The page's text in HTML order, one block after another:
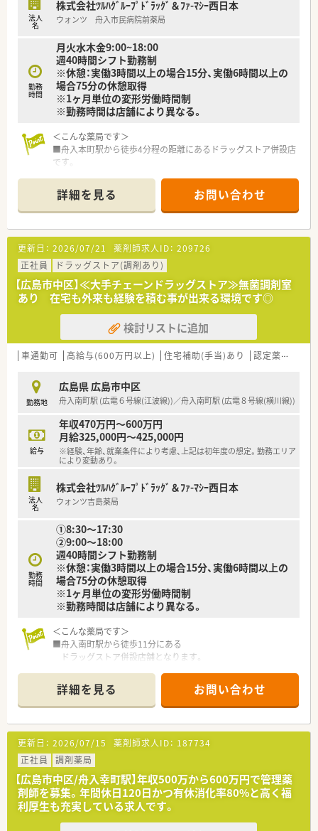
会社からのバックアップがございます。
■ツルハグループとして中国地方で業界最大規模の
ドラッグストア・調剤薬局を運営する企業です。
ドラッグストアとして売上・利益・店舗数共に業界トップクラ
スです。
■年間で10店舗以上の新規出店を継続しており、
新卒採用に関しても中国地方で最も入社人数が多い法人で
薬剤師の平均年齢は33歳です。
■調剤薬局部門で採用された薬剤師の業務は
調剤業務（調剤・投薬・監査・在宅）がメインとなり、
レジ打ちなどはございません。
OTCについての知識も深まるためこれから必要な「マルチの
力」が身につきます。
■セルフメディケーションの支援として、医療・保険・福祉・マタ
ニティ等、
様々なテーマで健康セミナーを年間130回以上開催していま
す。
■医療事務との業務分担を行い、薬剤師の業務負担軽減を行って
います。
■近隣に店舗数が多く、フォロー体制も整っています。
■働き方改革に沿って、有給休暇消化が促進されています。
■残業については「サービス残業」はございません。
各店舗基本的に残業は少ないため、調剤併設店でも18時半～
19時までに
は帰宅できる店舗がほとんどです。
ざいます。
＜こんな方にもオススメ＞
■調剤の経験を積みつつ、OTCも学べる環境に身を置きたい方
■生活背景が変わっても長く勤めていきたい方
等々…
法人
名
株式会社ﾂﾙﾊｸﾞﾙｰﾌﾟﾄﾞﾗｯｸﾞ＆ﾌｧ-ﾏｼｰ西日本
ウォンツ 舟入市民病院前薬局
勤務
時間
月火水木金9:00~18:00
週40時間シフト勤務制
※休憩：実働3時間以上の場合15分、実働6時間以上の
場合75分の休憩取得
※1ヶ月単位の変形労働時間制
※勤務時間は店舗により異なる。
＜こんな薬局です＞
■舟入本町駅から徒歩4分程の距離にあるドラッグストア併設店
です。
■青色と白色のコントラストが綺麗な店内です。
■投薬台には患者様が荷物を置く事が出来るスペースもござい
ます。
■待合スペースには背もたれ付きのソファーがございます。
また、血圧計もございますので、患者様の健康相談を受ける事
も出来ます。
■ミスが起こらない様に日々意識して調剤室は整理整頓してい
ます。
※配属店舗は面接次第の決定となります。
＜設備も充実＞
■監査システムなどの調剤設備も導入しており、
リスクマネジメントも徹底しています。
機械化を進める事により、効率よいお仕事が可能となります。
＜業務内容＞
■面対応の店舗となっております。
■1日40枚程の処方箋がやってきます。
■薬剤師1名、事務員1名体制です。
＜研修制度＞
■充実した研修フォロー体制も好評です。
会社からのバックアップがございます。
＜法人特徴＞
ドラッグストア・調剤薬局を運営する企業です。
ドラッグストアとして売上・利益・店舗数共に業界トップクラ
スです。
■年間で10店舗以上の新規出店を継続しており、
新卒採用に関しても中国地方で最も入社人数が多い法人で
す。
薬剤師の平均年齢は33歳です。
調剤業務（調剤・投薬・監査・在宅）がメインとなり、
レジ打ちなどはございません。
OTCについての知識も深まるためこれから必要な「マルチの
力」が身につきます。
■セルフメディケーションの支援として、医療・保険・福祉・マタ
ニティ等、
様々なテーマで健康セミナーを年間130回以上開催していま
す。
■医療事務との業務分担を行い、薬剤師の業務負担軽減を行って
います。
■近隣に店舗数が多く、フォロー体制も整っています。
■働き方改革に沿って、有給休暇消化が促進されています。
■残業については「サービス残業」はございません。
各店舗基本的に残業は少ないため、調剤併設店でも18時半～
19時までに
は帰宅できる店舗がほとんどです。
詳細を見る お問い合わせ
更新日： 2026/07/21 薬剤師求人ID： 209726
正社員
ドラッグストア(調剤あり)
【広島市中区】≪大手チェーンドラッグストア≫無菌調剤室
あり 在宅も外来も経験を積む事が出来る環境です◎
検討リストに追加
車通勤可 高給与(600万円以上) 住宅補助(手当)あり 認定薬剤師取得支援あり
勤務地
広島県 広島市中区
舟入南町駅 (広電６号線(江波線))／舟入南町駅 (広電８号線(横川線))
給与
年収470万円～600万円
月給325,000円～425,000円
※経験、年齢、就業条件により考慮、上記は初年度の想定。勤務エリア
により変動あり。
法人
名
株式会社ﾂﾙﾊｸﾞﾙｰﾌﾟﾄﾞﾗｯｸﾞ＆ﾌｧ-ﾏｼｰ西日本
ウォンツ吉島薬局
勤務
時間
①8:30～17:30
②9:00～18:00
週40時間シフト勤務制
※休憩：実働3時間以上の場合15分、実働6時間以上の
場合75分の休憩取得
※1ヶ月単位の変形労働時間制
※勤務時間は店舗により異なる。
＜こんな薬局です＞
■舟入南町駅から徒歩11分にある
ドラッグストア併設店舗となります。
■待合スペースには背もたれ付きの
ソファも2台ございます。
■第一類医薬品も調剤薬局店内にございます。
■調剤室は広々としており、
ミスを防ぐためにも整理整頓しています。
※配属店舗は面接次第で最終決定となります。
通勤圏内にて当店舗以外での配属となる場合がございます。
＜設備も充実＞
■電子薬歴・分包機（円盤）も完備しております。
■監査システムなどの調剤設備も導入しており、
リスクマネジメントも徹底しています。
詳細を見る お問い合わせ
更新日： 2026/07/15 薬剤師求人ID： 187734
正社員
調剤薬局
【広島市中区/舟入幸町駅】年収500万から600万円で管理薬
剤師を募集。年間休日120日かつ有休消化率80%と高く福
利厚生も充実している求人です。